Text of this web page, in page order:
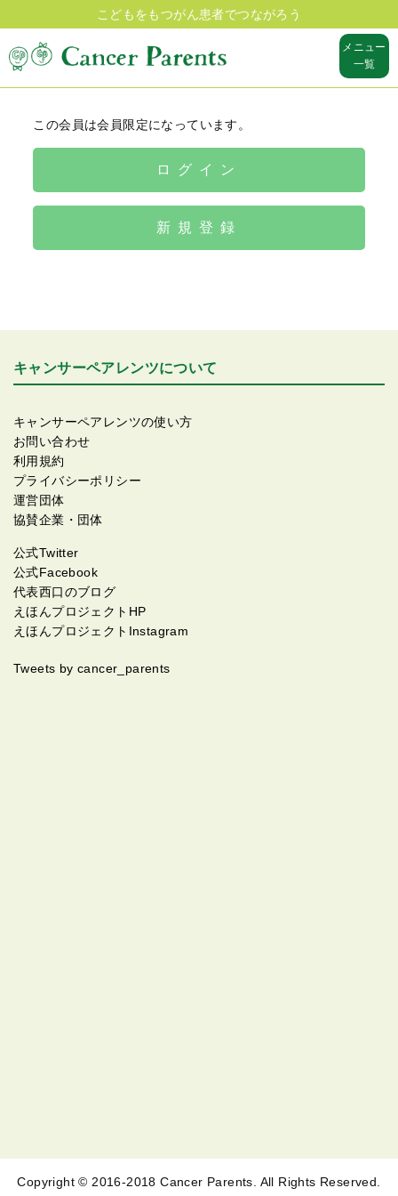
こどもをもつがん患者でつながろう
メニュー
一覧
この会員は会員限定になっています。
ログイン
新規登録
キャンサーペアレンツについて
キャンサーペアレンツの使い方
お問い合わせ
利用規約
プライバシーポリシー
運営団体
協賛企業・団体
公式Twitter
公式Facebook
代表西口のブログ
えほんプロジェクトHP
えほんプロジェクトInstagram
Tweets by cancer_parents
Copyright © 2016-2018 Cancer Parents. All Rights Reserved.